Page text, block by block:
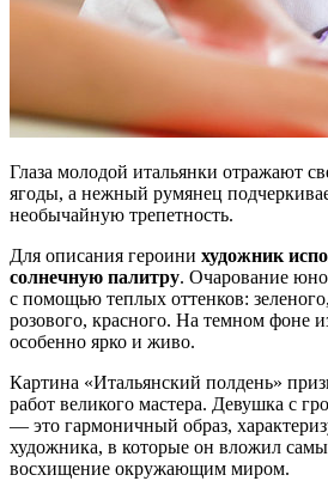
Глаза молодой итальянки отражают
ягоды, а нежный румянец
необычайную трепетность.
Для описания героини художник
солнечную палитру. Очарование
с помощью теплых оттенков:
розового, красного. На темном фоне
особенно ярко и живо.
Картина «Итальянский полдень»
работ великого мастера. Девушка с
— это гармоничный образ,
художника, в которые он вложил
восхищение окружающим миром.